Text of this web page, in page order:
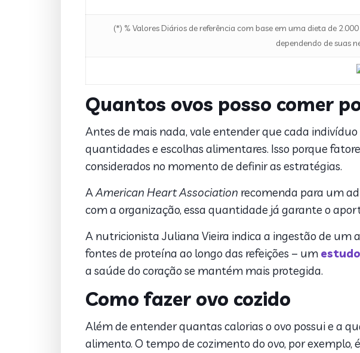
(*) % Valores Diários de referência com base em uma dieta de
dependendo de suas
Quantos ovos posso comer
Antes de mais nada, vale entender que cada
quantidades e escolhas alimentares. Isso porque
considerados no momento de definir as estratégias.
AAmerican Heart Association recomenda para um
com a organização, essa quantidade já garante o
A nutricionista Juliana Vieira indica a ingestão de um
fontes de proteína ao longo das refeições – um estudo
a saúde do coração se mantém mais protegida.
Como fazer ovo cozido
Além de entender quantas calorias o ovo possui e a
alimento. O tempo de cozimento do ovo, por exemplo,